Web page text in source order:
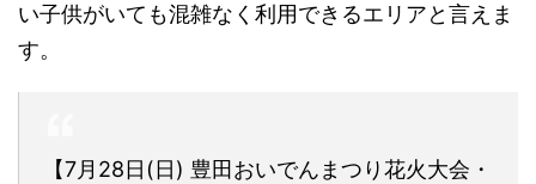
い子供がいても混雑なく利用できるエリアと言えま
す。
【7月28日(日) 豊田おいでんまつり花火大会・